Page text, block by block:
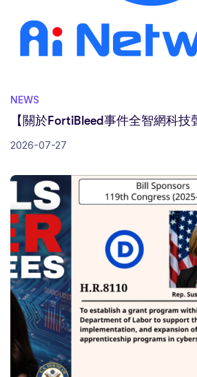
NEWS
【關於FortiBleed事件全智網科技
2026-07-27